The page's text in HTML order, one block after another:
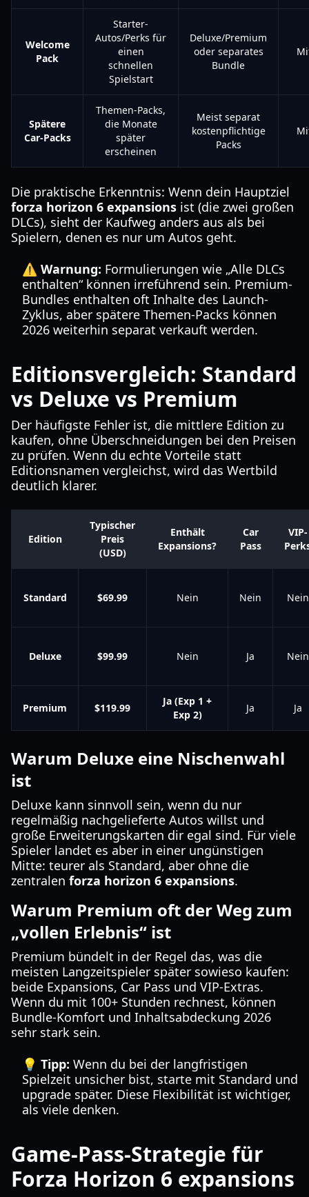
Welcome
Pack
Starter-
Autos/Perks für
einen
schnellen
Spielstart
Deluxe/Premium
oder separates
Bundle
Spätere
Car-Packs
Themen-Packs,
die Monate
später
erscheinen
Meist separat
kostenpflichtige
Packs
Die praktische Erkenntnis: Wenn dein Hauptziel
forza horizon 6 expansions ist (die zwei großen
DLCs), sieht der Kaufweg anders aus als bei
Spielern, denen es nur um Autos geht.
⚠️ Warnung: Formulierungen wie „Alle DLCs
enthalten“ können irreführend sein. Premium-
Bundles enthalten oft Inhalte des Launch-
Zyklus, aber spätere Themen-Packs können
2026 weiterhin separat verkauft werden.
Editionsvergleich: Standard
vs Deluxe vs Premium
Der häufigste Fehler ist, die mittlere Edition zu
kaufen, ohne Überschneidungen bei den Preisen
zu prüfen. Wenn du echte Vorteile statt
Editionsnamen vergleichst, wird das Wertbild
deutlich klarer.
Edition
Typischer
Preis
(USD)
Enthält
Expansions?
Car
Pass
VIP-
Standard $69.99 Nein Nein Nein
Deluxe $99.99 Nein Ja Nein
Premium $119.99
Ja (Exp 1 +
Exp 2)
Ja Ja
Warum Deluxe eine Nischenwahl
ist
Deluxe kann sinnvoll sein, wenn du nur
regelmäßig nachgelieferte Autos willst und
große Erweiterungskarten dir egal sind. Für viele
Spieler landet es aber in einer ungünstigen
Mitte: teurer als Standard, aber ohne die
zentralen forza horizon 6 expansions.
Warum Premium oft der Weg zum
„vollen Erlebnis“ ist
Premium bündelt in der Regel das, was die
meisten Langzeitspieler später sowieso kaufen:
beide Expansions, Car Pass und VIP-Extras.
Wenn du mit 100+ Stunden rechnest, können
Bundle-Komfort und Inhaltsabdeckung 2026
sehr stark sein.
💡 Tipp: Wenn du bei der langfristigen
Spielzeit unsicher bist, starte mit Standard und
upgrade später. Diese Flexibilität ist wichtiger,
als viele denken.
Game-Pass-Strategie für
Forza Horizon 6 expansions